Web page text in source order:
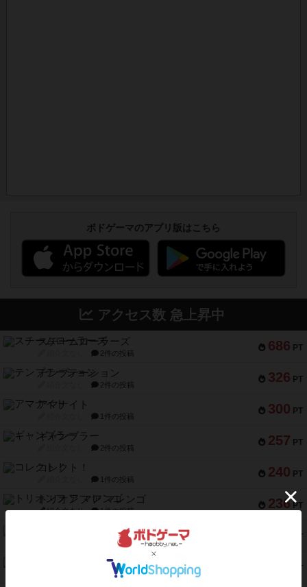
ボドゲーマのアプリ版はこちら
アクセス数 急上昇中
686 PT
スチームローラーズ
2件の投稿
326 PT
テンプテーション
2件の投稿
300 PT
アマナイト
1件の投稿
257 PT
ギャンブラー
2件の投稿
240 PT
コレクト！
1件の投稿
236 PT
トリオンフ ア マレンゴ
紹介文あり 1件の投稿
PT
4件の投稿
PT
バー！パーティー
1件の投稿